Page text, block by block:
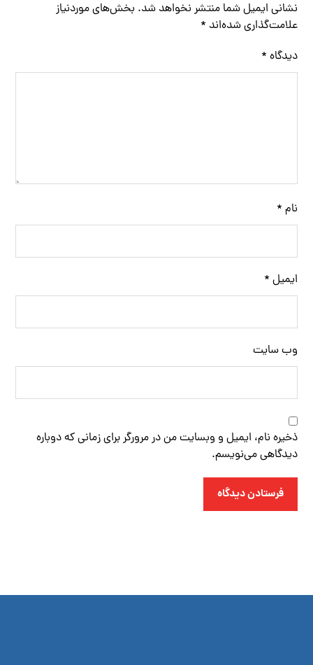
نشانی ایمیل شما منتشر نخواهد شد. بخش‌های موردنیاز
علامت‌گذاری شده‌اند *
دیدگاه *
نام *
ایمیل *
وب‌ سایت
ذخیره نام، ایمیل و وبسایت من در مرورگر برای زمانی که دوباره
دیدگاهی می‌نویسم.
فرستادن دیدگاه